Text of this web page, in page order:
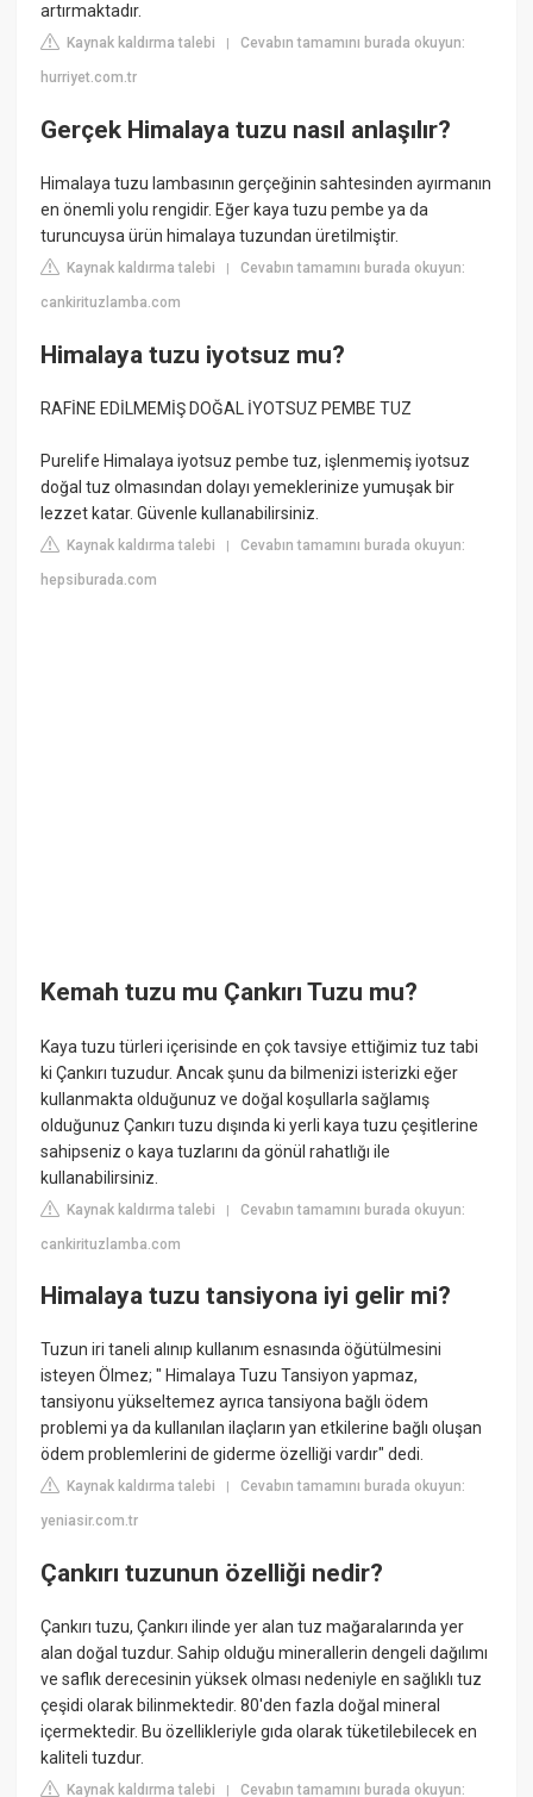
artırmaktadır.
Kaynak kaldırma talebi |Cevabın tamamını burada okuyun:
hurriyet.com.tr
Gerçek Himalaya tuzu nasıl anlaşılır?
Himalaya tuzu lambasının gerçeğinin sahtesinden ayırmanın
en önemli yolu rengidir. Eğer kaya tuzu pembe ya da
turuncuysa ürün himalaya tuzundan üretilmiştir.
Kaynak kaldırma talebi |Cevabın tamamını burada okuyun:
cankirituzlamba.com
Himalaya tuzu iyotsuz mu?
RAFİNE EDİLMEMİŞ DOĞAL İYOTSUZ PEMBE TUZ
Purelife Himalaya iyotsuz pembe tuz, işlenmemiş iyotsuz
doğal tuz olmasından dolayı yemeklerinize yumuşak bir
lezzet katar. Güvenle kullanabilirsiniz.
Kaynak kaldırma talebi |Cevabın tamamını burada okuyun:
hepsiburada.com
Kemah tuzu mu Çankırı Tuzu mu?
Kaya tuzu türleri içerisinde en çok tavsiye ettiğimiz tuz tabi
ki Çankırı tuzudur. Ancak şunu da bilmenizi isterizki eğer
kullanmakta olduğunuz ve doğal koşullarla sağlamış
olduğunuz Çankırı tuzu dışında ki yerli kaya tuzu çeşitlerine
sahipseniz o kaya tuzlarını da gönül rahatlığı ile
kullanabilirsiniz.
Kaynak kaldırma talebi |Cevabın tamamını burada okuyun:
cankirituzlamba.com
Himalaya tuzu tansiyona iyi gelir mi?
Tuzun iri taneli alınıp kullanım esnasında öğütülmesini
isteyen Ölmez; " Himalaya Tuzu Tansiyon yapmaz,
tansiyonu yükseltemez ayrıca tansiyona bağlı ödem
problemi ya da kullanılan ilaçların yan etkilerine bağlı oluşan
ödem problemlerini de giderme özelliği vardır" dedi.
Kaynak kaldırma talebi |Cevabın tamamını burada okuyun:
yeniasir.com.tr
Çankırı tuzunun özelliği nedir?
Çankırı tuzu, Çankırı ilinde yer alan tuz mağaralarında yer
alan doğal tuzdur. Sahip olduğu minerallerin dengeli dağılımı
ve saflık derecesinin yüksek olması nedeniyle en sağlıklı tuz
çeşidi olarak bilinmektedir. 80'den fazla doğal mineral
içermektedir. Bu özellikleriyle gıda olarak tüketilebilecek en
kaliteli tuzdur.
Kaynak kaldırma talebi |Cevabın tamamını burada okuyun: